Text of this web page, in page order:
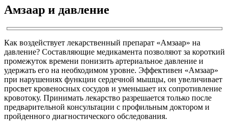
Амзаар и давление
Как воздействует лекарственный препарат «Амзаар» на
давление? Составляющие медикамента позволяют за короткий
промежуток времени понизить артериальное давление и
удержать его на необходимом уровне. Эффективен «Амзаар»
при нарушениях функции сердечной мышцы, он увеличивает
просвет кровеносных сосудов и уменьшает их сопротивление
кровотоку. Принимать лекарство разрешается только после
предварительной консультации с профильным доктором и
пройденного диагностического обследования.